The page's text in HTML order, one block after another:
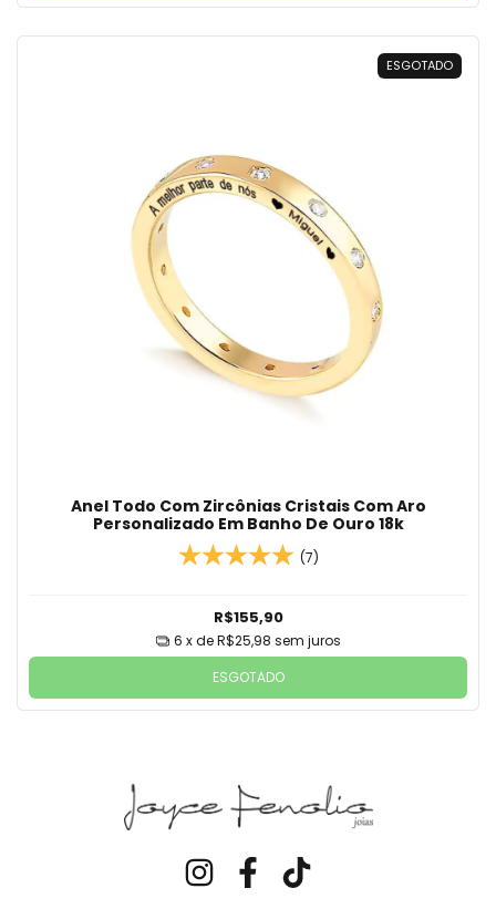
ESGOTADO
Anel Todo Com Zircônias Cristais Com Aro
Personalizado Em Banho De Ouro 18k
(7)
R$155,90
6 x deR$25,98 sem juros
ESGOTADO